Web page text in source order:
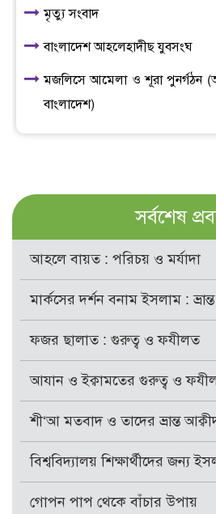
মৃত্যু সংবাদ
বাংলাদেশ আহলেহাদীছ যুবসংঘ
মজলিসে আমেলা ও শূরা পুনর্গঠন
বাংলাদেশ)
সর্বশেষ
আহলে বায়ত : পরিচয় ও মর্যাদা
মার্কসের দর্শন বনাম ইসলাম :
ফজর ছালাত : গুরুত্ব ও ফযীলত
আযান ও ইক্বামতের গুরুত্ব ও
শী‘আ মতবাদ ও তাদের ভ্রান্ত
বিশ্ববিদ্যালয় শিক্ষার্থীদের জন্য
গোপন পাপ থেকে বাঁচার উপায়